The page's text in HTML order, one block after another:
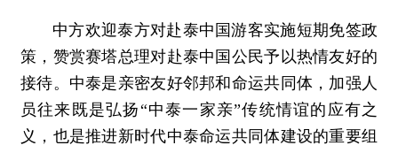
中方欢迎泰方对赴泰中国游客实施短期免签政
策，赞赏赛塔总理对赴泰中国公民予以热情友好的
接待。中泰是亲密友好邻邦和命运共同体，加强人
员往来既是弘扬“中泰一家亲”传统情谊的应有之
义，也是推进新时代中泰命运共同体建设的重要组